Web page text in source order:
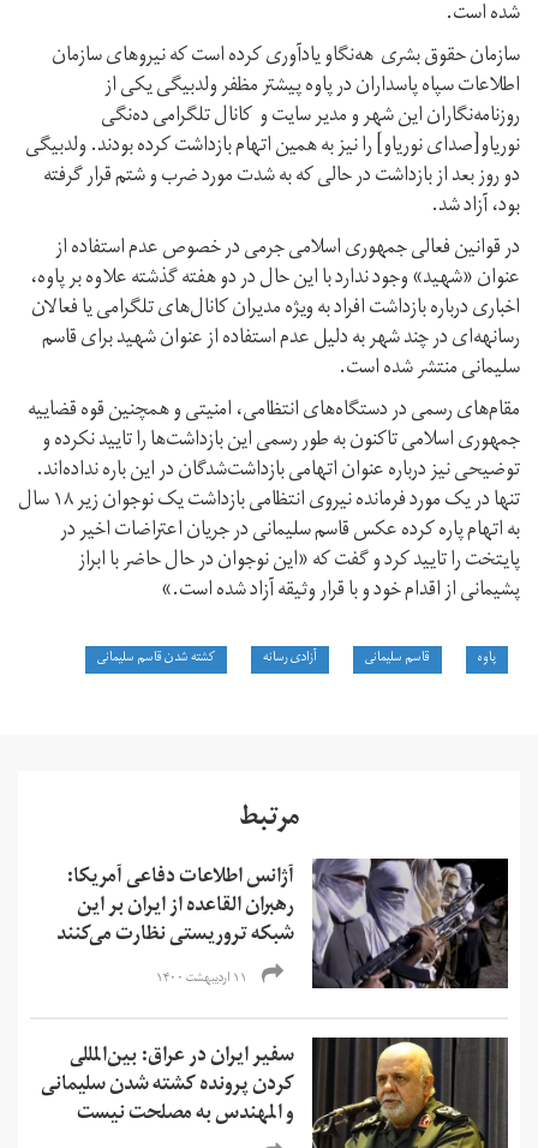
شدە است.
سازمان حقوق بشری هەنگاو یادآوری کرده است که نیروهای سازمان
اطلاعات سپاه پاسداران در پاوە پیشتر مظفر ولدبیگی یکی از
روزنامەنگاران این شهر و مدیر سایت و کانال تلگرامی دەنگی
نوریاو[صدای نوریاو] را نیز بە همین اتهام بازداشت کردە بودند. ولدبیگی
دو روز بعد از بازداشت در حالی کە بە شدت مورد ضرب و شتم قرار گرفتە
بود، آزاد شد.
در قوانین فعالی جمهوری اسلامی جرمی در خصوص عدم استفاده از
عنوان «شهید» وجود ندارد با این حال در دو هفته گذشته علاوه بر پاوه،
اخباری درباره بازداشت افراد به ویژه مدیران کانال‌های تلگرامی یا فعالان
رسانهه‌ای در چند شهر به دلیل عدم استفاده از عنوان شهید برای قاسم
سلیمانی منتشر شده است.
مقام‌های رسمی در دستگاه‌های انتظامی، امنیتی و همچنین قوه قضاییه
جمهوری اسلامی تاکنون به طور رسمی این بازداشت‌ها را تایید نکرده و
توضیحی نیز درباره عنوان اتهامی بازداشت‌شدگان در این باره نداده‌اند.
تنها در یک مورد فرمانده نیروی انتظامی بازداشت یک نوجوان زیر ۱۸ سال
به اتهام پاره کرده عکس قاسم سلیمانی در جریان اعتراضات اخیر در
پایتخت را تایید کرد و گفت که «این نوجوان در حال حاضر با ابراز
پشیمانی از اقدام خود و با قرار وثیقه آزاد شده است.»
پاوه‌ قاسم سلیمانی آزادی رسانه کشته شدن قاسم سلیمانی
مرتبط
آژانس اطلاعات دفاعی آمریکا:
رهبران القاعده از ایران بر این
شبکه تروریستی نظارت می‌کنند
۱۱ اردیبهشت ۱۴۰۰
سفیر ایران در عراق: بین‌المللی
کردن پرونده کشته شدن سلیمانی
و المهندس به مصلحت نیست